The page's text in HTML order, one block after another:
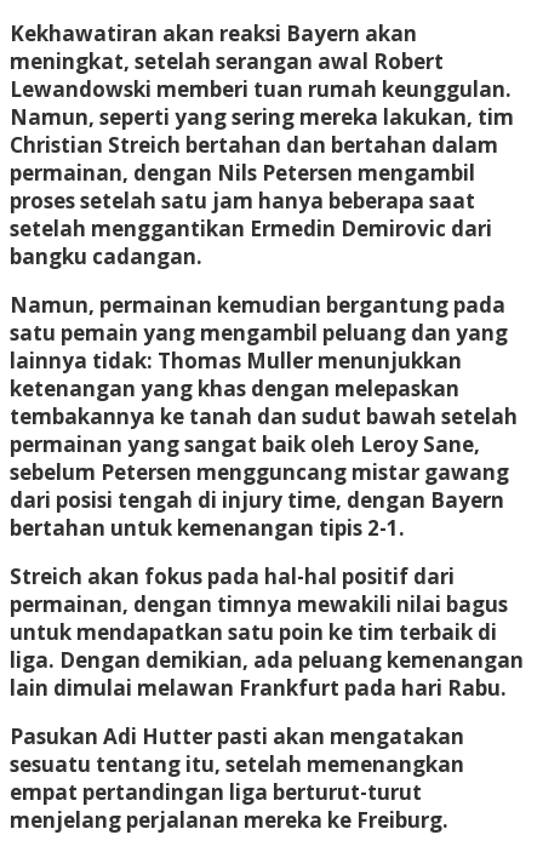
Kekhawatiran akan reaksi Bayern akan
meningkat, setelah serangan awal Robert
Lewandowski memberi tuan rumah keunggulan.
Namun, seperti yang sering mereka lakukan, tim
Christian Streich bertahan dan bertahan dalam
permainan, dengan Nils Petersen mengambil
proses setelah satu jam hanya beberapa saat
setelah menggantikan Ermedin Demirovic dari
bangku cadangan.
Namun, permainan kemudian bergantung pada
satu pemain yang mengambil peluang dan yang
lainnya tidak: Thomas Muller menunjukkan
ketenangan yang khas dengan melepaskan
tembakannya ke tanah dan sudut bawah setelah
permainan yang sangat baik oleh Leroy Sane,
sebelum Petersen mengguncang mistar gawang
dari posisi tengah di injury time, dengan Bayern
bertahan untuk kemenangan tipis 2-1.
Streich akan fokus pada hal-hal positif dari
permainan, dengan timnya mewakili nilai bagus
untuk mendapatkan satu poin ke tim terbaik di
liga. Dengan demikian, ada peluang kemenangan
lain dimulai melawan Frankfurt pada hari Rabu.
Pasukan Adi Hutter pasti akan mengatakan
sesuatu tentang itu, setelah memenangkan
empat pertandingan liga berturut-turut
menjelang perjalanan mereka ke Freiburg.